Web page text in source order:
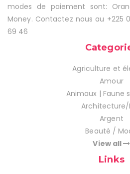
modes de paiement sont:
Money. Contactez nous au +225
69 46
Agriculture et
Amour
Animaux | Faune
Architecture/
Argent
Beauté /
View all
Links